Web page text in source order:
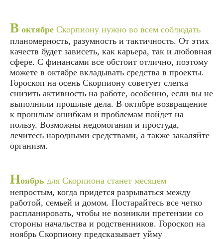
В октябре Скорпиону нужно во всем соблюдать
планомерность, разумность и тактичность. От этих
качеств будет зависеть, как карьера, так и любовная
сфере. С финансами все обстоит отлично, поэтому
можете в октябре вкладывать средства в проекты.
Гороскоп на осень Скорпиону советует слегка
снизить активность на работе, особенно, если вы не
выполнили прошлые дела. В октябре возвращение
к прошлым ошибкам и проблемам пойдет на
пользу. Возможны недомогания и простуда,
лечитесь народными средствами, а также закаляйте
организм.
Ноябрь для Скорпиона станет месяцем
непростым, когда придется разрываться между
работой, семьей и домом. Постарайтесь все четко
распланировать, чтобы не возникли претензии со
стороны начальства и родственников. Гороскоп на
ноябрь Скорпиону предсказывает уйму